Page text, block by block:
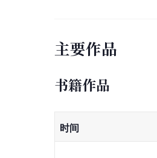
主要作品
书籍作品
时间